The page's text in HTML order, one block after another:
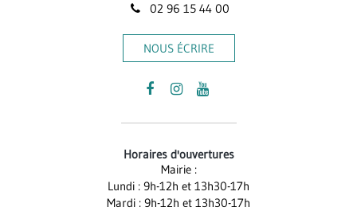
02 96 15 44 00
NOUS ÉCRIRE
Lien
compte
Facebook
Lien
compte
Instagram
Lien
chaîne
Youtube
Horaires d'ouvertures
Mairie :
Lundi : 9h-12h et 13h30-17h
Mardi : 9h-12h et 13h30-17h